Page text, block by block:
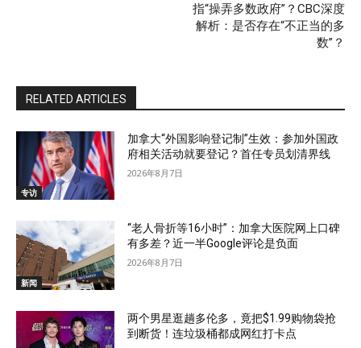
指“操弄多数政府”？CBC深度
解析：是否存在“不正当的多
数”？
RELATED ARTICLES
专访
加拿大“外国影响登记制”生效：参加外国政
府相关活动就要登记？首任专员划清界线
2026年8月7日
新闻
“老人骨折等16小时”：加拿大医院网上口碑
有多差？近一半Google评论是负面
2026年8月7日
两个男星逛趟多伦多，竟把$1.99购物袋抢
到断货！连垃圾桶都成网红打卡点